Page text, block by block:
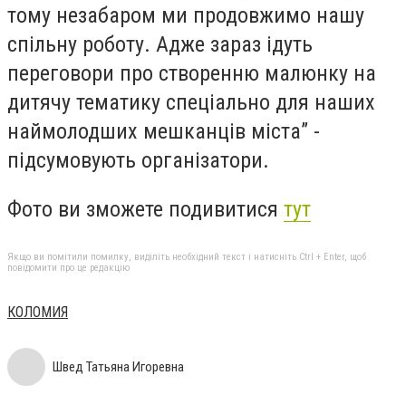
тому незабаром ми продовжимо нашу
спільну роботу. Адже зараз ідуть
переговори про створенню малюнку на
дитячу тематику спеціально для наших
наймолодших мешканців міста” -
підсумовують організатори.
Фото ви зможете подивитися тут
Якщо ви помітили помилку, виділіть необхідний текст і натисніть Ctrl + Enter, щоб
повідомити про це редакцію
КОЛОМИЯ
Швед Татьяна Игоревна